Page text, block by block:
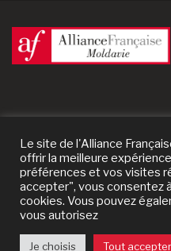
Le site de l'Alliance
offrir la meilleure
préférences et vos visites
accepter", vous consentez
cookies. Vous pouvez
vous autorisez
Je choisis Tout accepter